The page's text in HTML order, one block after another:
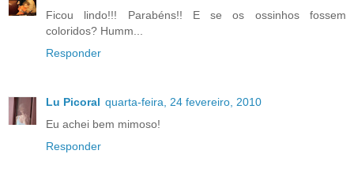
Ficou lindo!!! Parabéns!! E se os ossinhos fossem
coloridos? Humm...
Responder
Lu Picoral quarta-feira, 24 fevereiro, 2010
Eu achei bem mimoso!
Responder